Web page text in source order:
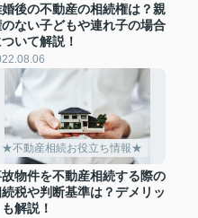
後の不動産の相続権は？親
ない子どもや連れ子の場合
いて解説！
★不動産相続お役立ち情報★
物件を不動産相続する際の
税や判断基準は？デメリッ
も解説！